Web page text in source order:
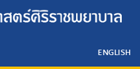
ENGLISH